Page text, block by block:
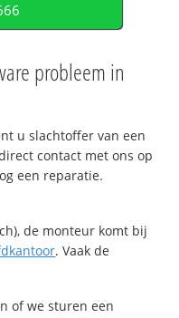
probleem in
u slachtoffer van een
contact met ons op
een reparatie.
de monteur komt bij
. Vaak de
of we sturen een